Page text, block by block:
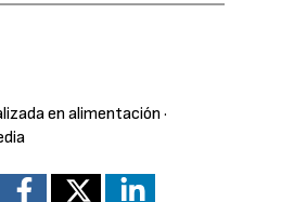
en alimentación ·